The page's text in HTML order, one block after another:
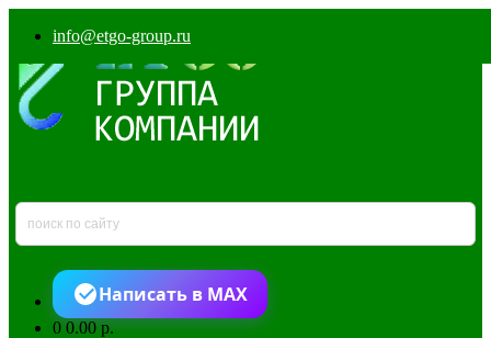
info@etgo-group.ru
Написать в MAX
00.00 р.